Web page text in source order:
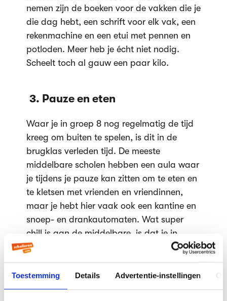
Toestemming Details Advertentie-instellingen
nemen zijn de boeken voor de vakken die je
die dag hebt, een schrift voor elk vak, een
rekenmachine en een etui met pennen en
potloden. Meer heb je écht niet nodig.
Scheelt toch al gauw een paar kilo.
3. Pauze en eten
Waar je in groep 8 nog regelmatig de tijd
kreeg om buiten te spelen, is dit in de
brugklas verleden tijd. De meeste
middelbare scholen hebben een aula waar
je tijdens je pauze kan zitten om te eten en
te kletsen met vrienden en vriendinnen,
maar je hebt hier vaak ook een kantine en
snoep- en drankautomaten. Wat super
chill is aan de middelbare, is dat je in
principe elke dag frikadelbroodjes,
frisdrank en zure matten kan kopen. Weg
met die bammetjes van thuis! Let er alleen
wel op: je zakgeld gaat er sneller doorheen